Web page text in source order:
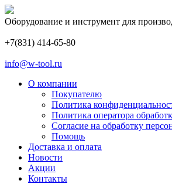
Оборудование и инструмент для
+7(831) 414-65-80
info@w-tool.ru
О компании
Покупателю
Политика
Политика оператора
Согласие на обработку
Помощь
Доставка и оплата
Новости
Акции
Контакты